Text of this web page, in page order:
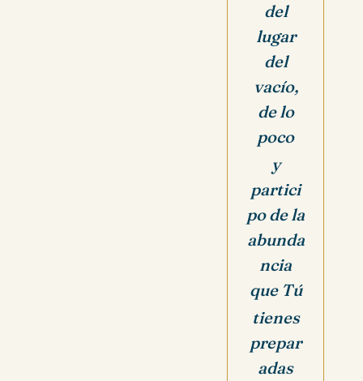
del
lugar
del
vacío,
de lo
poco
y
partici
po de la
abunda
ncia
que Tú
tienes
prepar
adas